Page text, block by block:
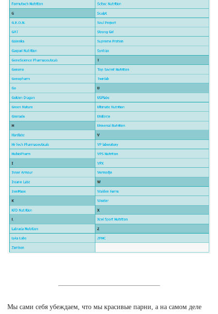
Мы сами себя убеждаем, что мы красивые парни, а на самом деле